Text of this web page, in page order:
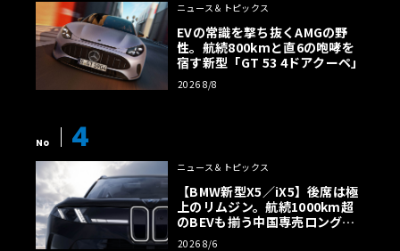
ニュース＆トピックス
EVの常識を撃ち抜くAMGの野
性。航続800kmと直6の咆哮を
宿す新型「GT 53 4ドアクーペ」
2026 8/8
No 4
ニュース＆トピックス
【BMW新型X5／iX5】後席は極
上のリムジン。航続1000km超
のBEVも揃う中国専売ロング仕
様の全貌
2026 8/6